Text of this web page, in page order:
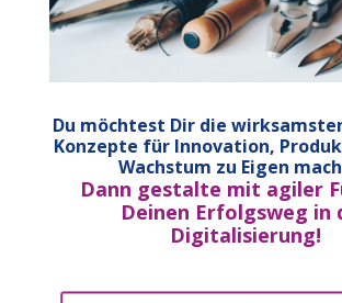
Du möchtest Dir die
Konzepte für Innovation,
Wachstum zu Eigen
Dann gestalte mit agiler
Deinen Erfolgsweg in
Digitalisierung!